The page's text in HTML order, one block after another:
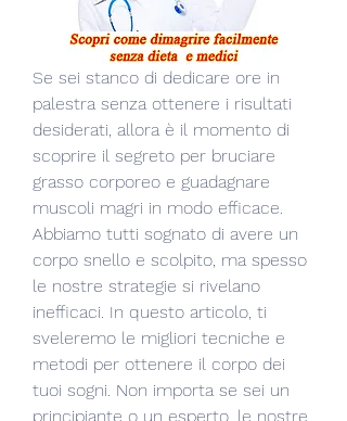
Se sei stanco di dedicare ore in
palestra senza ottenere i risultati
desiderati, allora è il momento di
scoprire il segreto per bruciare
grasso corporeo e guadagnare
muscoli magri in modo efficace.
Abbiamo tutti sognato di avere un
corpo snello e scolpito, ma spesso
le nostre strategie si rivelano
inefficaci. In questo articolo, ti
sveleremo le migliori tecniche e
metodi per ottenere il corpo dei
tuoi sogni. Non importa se sei un
principiante o un esperto, le nostre